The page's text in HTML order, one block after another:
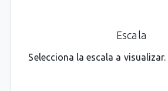
Escala
Selecciona la escala a visualizar.